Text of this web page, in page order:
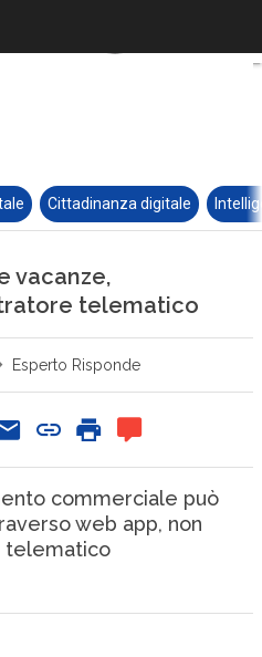
Cittadinanza digitale
vacanze,
telematico
Esperto Risponde
commerciale può
web app, non
telematico